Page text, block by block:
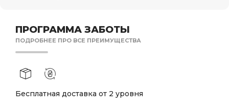
ПРОГРАММА ЗАБОТЫ
ПОДРОБНЕЕ ПРО ВСЕ ПРЕИМУЩЕСТВА
Бесплатная доставка от 2 уровня